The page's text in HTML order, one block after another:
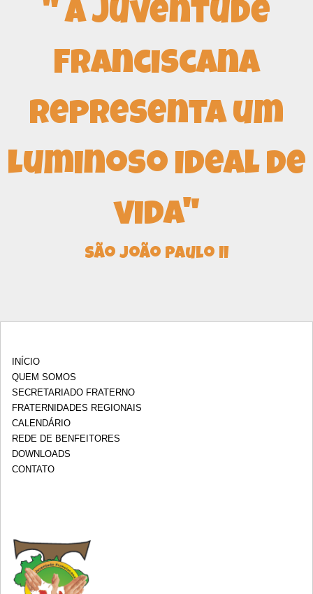
" A Juventude
Franciscana
representa um
luminoso ideal de
vida"
São João Paulo II
INÍCIO
QUEM SOMOS
SECRETARIADO FRATERNO
FRATERNIDADES REGIONAIS
CALENDÁRIO
REDE DE BENFEITORES
DOWNLOADS
CONTATO